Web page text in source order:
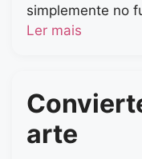
simplemente no
Ler mais
arte